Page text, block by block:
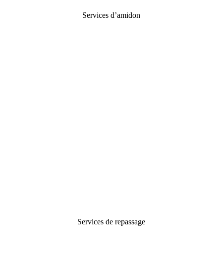
Services d’amidon
Services de repassage